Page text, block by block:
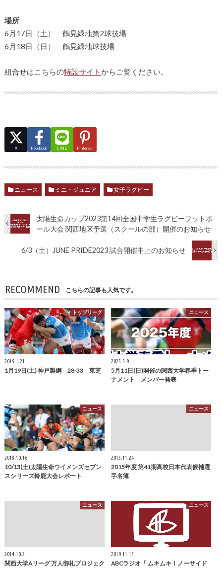
場所
6月17日（土） 鶴見緑地第2球技場
6月18日（日） 鶴見緑地球技場
組合せはこちらの特設サイトからご覧ください。
X Facebook LINE Pinterest
ニュース ミニ・ジュニア 女子ラグビー
太陽生命カップ2023第14回全国中学生ラグビーフットボ
ール大会 関西地区予選（スクールの部）開催のお知らせ
6/3（土）JUNE PRIDE2023 試合開催中止のお知らせ
RECOMMEND こちらの記事も人気です。
トップリーグ
2019.1.21
1月19日(土) 神戸製鋼 28-33 東芝
ニュース
2025.5.9
5月11日(日)開催の関西大学春季トー
ナメント メンバー発表
ニュース
2018.10.16
10/13(土)太陽生命ウイメンズセブン
スシリーズ鈴鹿大会レポート
ニュース
2015.11.24
2015年度 第41期高校日本代表候補選
手名簿
ニュース
2014.10.2
関西大学Aリーグ 万人御礼プロジェク
ニュース
2019.11.13
ABCラジオ「 ムキムキ！ノーサイド